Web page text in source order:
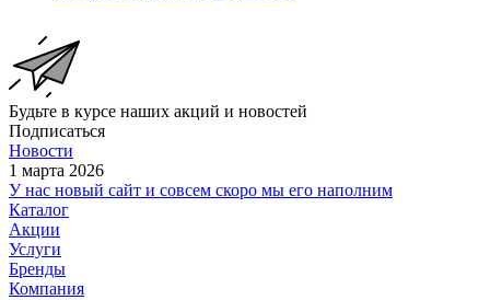
Будьте в курсе наших акций и новостей
Подписаться
Новости
1 марта 2026
У нас новый сайт и совсем скоро мы его наполним
Каталог
Акции
Услуги
Бренды
Компания